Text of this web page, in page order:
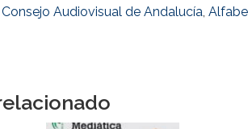
Consejo Audiovisual de Andalucía,